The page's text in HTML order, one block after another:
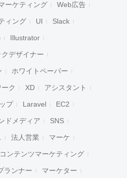
ーケティング Web広告
ィング UI Slack
Illustrator
デザイナー
ホワイトペーパー
ク XD アシスタント
プ Laravel EC2
ドメディア SNS
法人営業 マーケ
コンテンツマーケティング
ランナー マーケター